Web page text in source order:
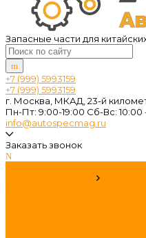
Запасные части для
+7 (999) 5993159
+7 (999) 5993159
г. Москва, МКАД, 23-й
Пн-Пт: 9:00-19:00 Cб-Вс: 10:00
info@autospecmag.ru
Заказать звонок